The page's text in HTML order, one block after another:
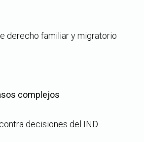
derecho familiar y migratorio
complejos
decisiones del IND